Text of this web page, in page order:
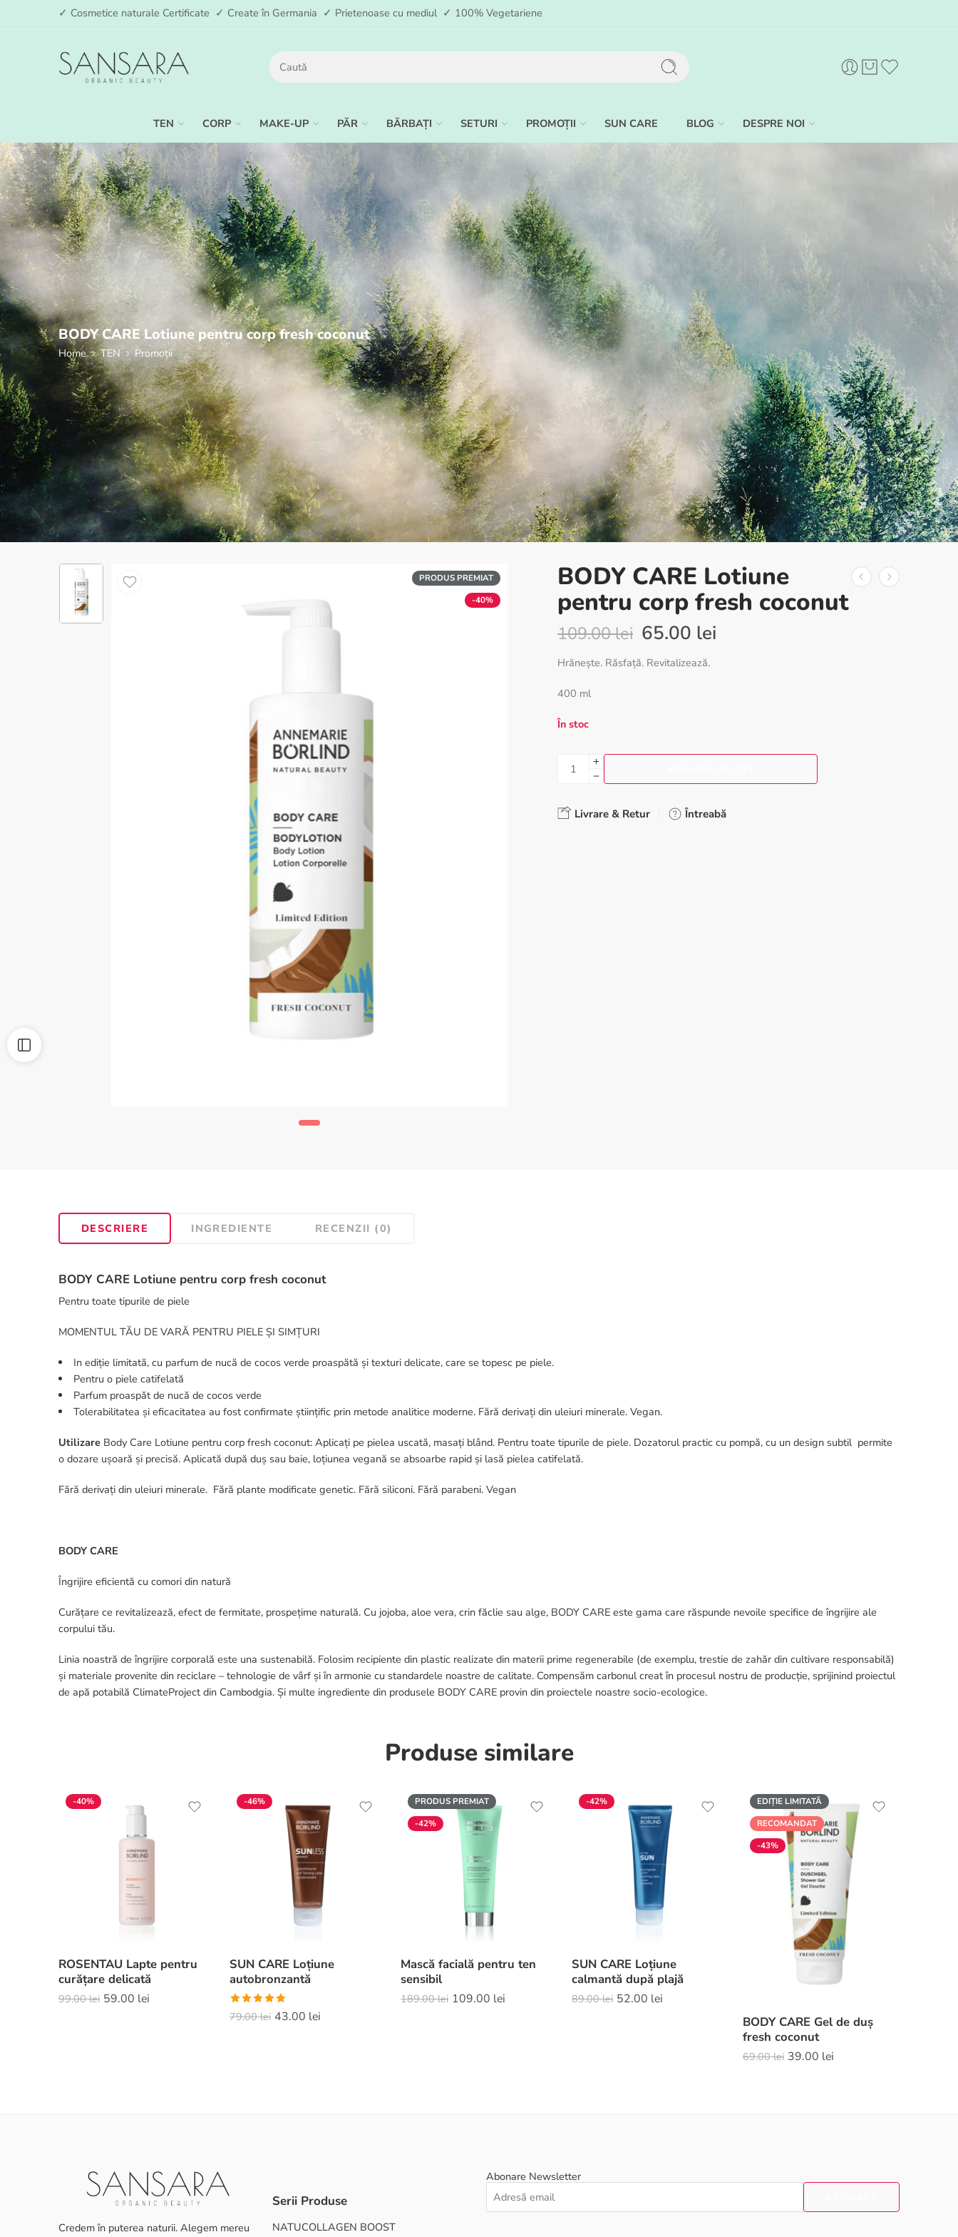
✓ Cosmetice naturale Certificate ✓ Create în Germania ✓ Prietenoase cu mediul ✓ 100% Vegetariene
TEN CORP MAKE-UP PĂR BĂRBAȚI SETURI PROMOȚII SUN CARE BLOG DESPRE NOI
BODY CARE Lotiune pentru corp fresh coconut
Home TEN Promoții
PRODUS PREMIAT
-40%
BODY CARE Lotiune
pentru corp fresh coconut
109.00lei 65.00 lei
Hrănește. Răsfață. Revitalizează.
400 ml
În stoc
Livrare & Retur Întreabă
DESCRIERE INGREDIENTE RECENZII (0)
BODY CARE Lotiune pentru corp fresh coconut
Pentru toate tipurile de piele
MOMENTUL TĂU DE VARĂ PENTRU PIELE ȘI SIMȚURI
In ediție limitată, cu parfum de nucă de cocos verde proaspătă și texturi delicate, care se topesc pe piele.
Pentru o piele catifelată
Parfum proaspăt de nucă de cocos verde
Tolerabilitatea și eficacitatea au fost confirmate științific prin metode analitice moderne. Fără derivați din uleiuri minerale. Vegan.
Utilizare Body Care Lotiune pentru corp fresh coconut: Aplicați pe pielea uscată, masați blând. Pentru toate tipurile de piele. Dozatorul practic cu pompă, cu un design subtil permite
o dozare ușoară și precisă. Aplicată după duș sau baie, loțiunea vegană se absoarbe rapid și lasă pielea catifelată.
Fără derivați din uleiuri minerale. Fără plante modificate genetic. Fără siliconi. Fără parabeni. Vegan
BODY CARE
Îngrijire eficientă cu comori din natură
Curățare ce revitalizează, efect de fermitate, prospețime naturală. Cu jojoba, aloe vera, crin făclie sau alge, BODY CARE este gama care răspunde nevoile specifice de îngrijire ale
corpului tău.
Linia noastră de îngrijire corporală este una sustenabilă. Folosim recipiente din plastic realizate din materii prime regenerabile (de exemplu, trestie de zahăr din cultivare responsabilă)
și materiale provenite din reciclare – tehnologie de vârf și în armonie cu standardele noastre de calitate. Compensăm carbonul creat în procesul nostru de producție, sprijinind proiectul
de apă potabilă ClimateProject din Cambodgia. Și multe ingrediente din produsele BODY CARE provin din proiectele noastre socio-ecologice.
Produse similare
-40%
ROSENTAU Lapte pentru
curățare delicată
99.00lei 59.00 lei
-46%
SUN CARE Loțiune
autobronzantă
Evaluat la
5.00din 5
79.00lei 43.00 lei
PRODUS PREMIAT
-42%
Mască facială pentru ten
sensibil
189.00lei 109.00 lei
-42%
SUN CARE Loțiune
calmantă după plajă
89.00lei 52.00 lei
EDIȚIE LIMITATĂ
RECOMANDAT
-43%
BODY CARE Gel de duș
fresh coconut
69.00lei 39.00 lei
Credem în puterea naturii. Alegem mereu
Serii Produse
NATUCOLLAGEN BOOST
Abonare Newsletter